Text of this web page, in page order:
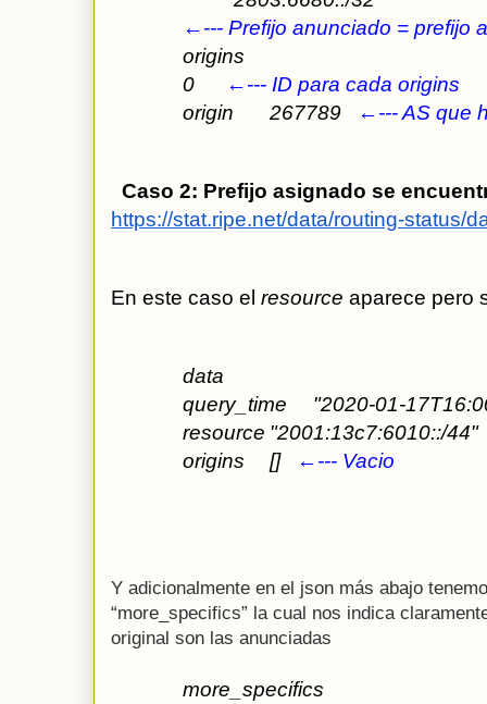
←--- Prefijo anunciado = prefijo
origins
0
←--- ID para cada origins
origin
267789 ←--- AS que
Caso 2: Prefijo asignado se
https://stat.ripe.net/data/routing-status/
En este caso el resource aparece pero
data
query_time
"2020-01-
resource "2001:13c7:6010::/44"
origins
[] ←--- Vacio
Y adicionalmente en el json más abajo
“more_specifics” la cual nos indica
original son las anunciadas
more_specifics